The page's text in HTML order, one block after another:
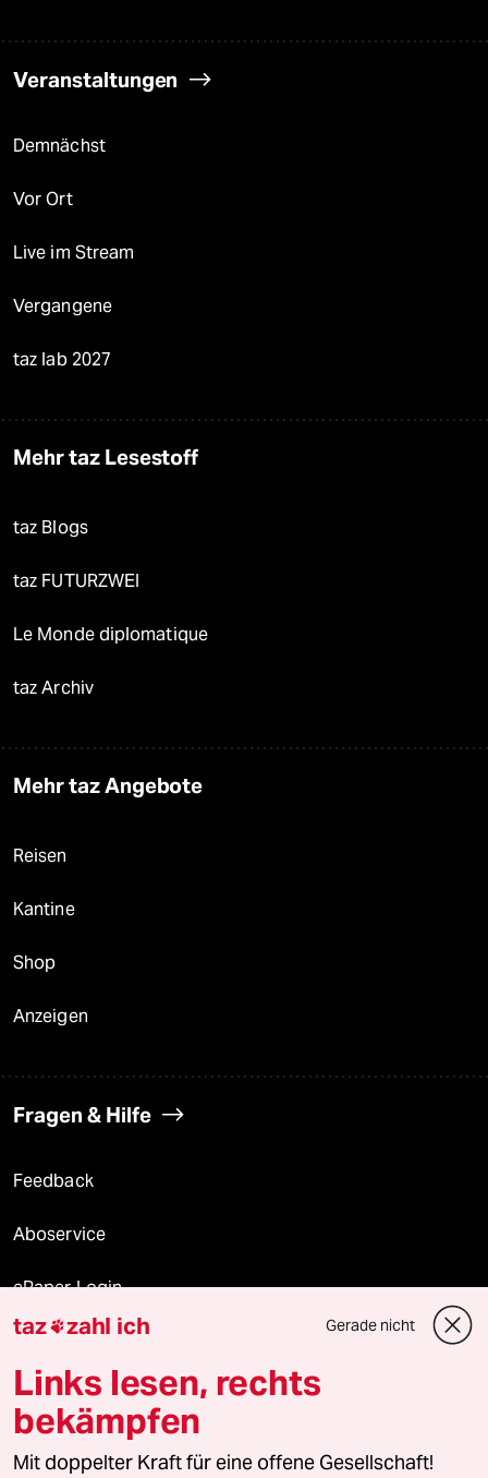
Veranstaltungen
Demnächst
Vor Ort
Live im Stream
Vergangene
taz lab 2027
Mehr taz Lesestoff
taz Blogs
taz FUTURZWEI
Le Monde diplomatique
taz Archiv
Mehr taz Angebote
Reisen
Kantine
Shop
Anzeigen
Fragen & Hilfe
Feedback
Aboservice
ePaper Login
Downloads für Abonnierende
© 2026 taz Verlags und Vertriebs GmbH
Alle Rechte vorbehalten. Bei rechtlichen Fragen oder für Genehmigungen
taz zahl ich Gerade nicht
Links lesen, rechts
bekämpfen
Mit doppelter Kraft für eine offene Gesellschaft!